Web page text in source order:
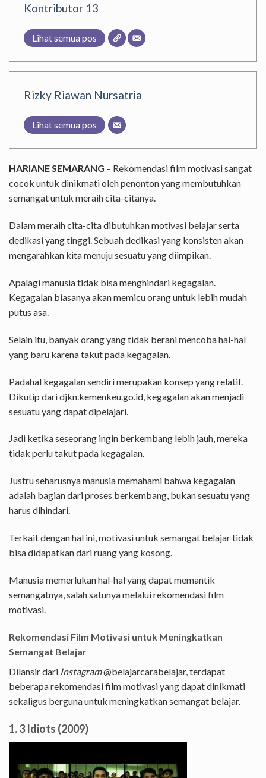
Kontributor 13
Lihat semua pos
Rizky Riawan Nursatria
Lihat semua pos
HARIANE SEMARANG – Rekomendasi film motivasi sangat
cocok untuk dinikmati oleh penonton yang membutuhkan
semangat untuk meraih cita-citanya.
Dalam meraih cita-cita dibutuhkan motivasi belajar serta
dedikasi yang tinggi. Sebuah dedikasi yang konsisten akan
mengarahkan kita menuju sesuatu yang diimpikan.
Apalagi manusia tidak bisa menghindari kegagalan.
Kegagalan biasanya akan memicu orang untuk lebih mudah
putus asa.
Selain itu, banyak orang yang tidak berani mencoba hal-hal
yang baru karena takut pada kegagalan.
Padahal kegagalan sendiri merupakan konsep yang relatif.
Dikutip dari djkn.kemenkeu.go.id, kegagalan akan menjadi
sesuatu yang dapat dipelajari.
Jadi ketika seseorang ingin berkembang lebih jauh, mereka
tidak perlu takut pada kegagalan.
Justru seharusnya manusia memahami bahwa kegagalan
adalah bagian dari proses berkembang, bukan sesuatu yang
harus dihindari.
Terkait dengan hal ini, motivasi untuk semangat belajar tidak
bisa didapatkan dari ruang yang kosong.
Manusia memerlukan hal-hal yang dapat memantik
semangatnya, salah satunya melalui rekomendasi film
motivasi.
Rekomendasi Film Motivasi untuk Meningkatkan
Semangat Belajar
Dilansir dari Instagram@belajarcarabelajar, terdapat
beberapa rekomendasi film motivasi yang dapat dinikmati
sekaligus berguna untuk meningkatkan semangat belajar.
1. 3 Idiots (2009)